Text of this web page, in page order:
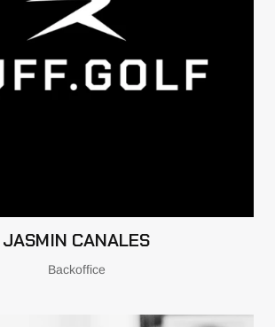
JASMIN CANALES
Backoffice